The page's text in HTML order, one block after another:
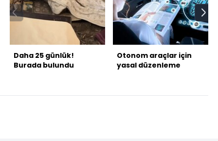
Daha 25 günlük!
Burada bulundu
Otonom araçlar için
yasal düzenleme